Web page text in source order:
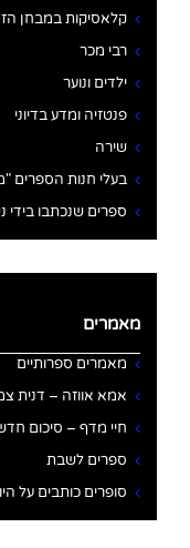
קלאסיקות במבחן
רבי מכר
ילדים ונוער
פנטזיה ומדע בדיוני
שירה
בעלי חנות הספרים
ספרים שנכתבו
מאמרים
מאמרים ספרותיים
אמא אווזה – דנית
חיי מדף – סיכום
ספרים לשבת
סופרים כותבים על